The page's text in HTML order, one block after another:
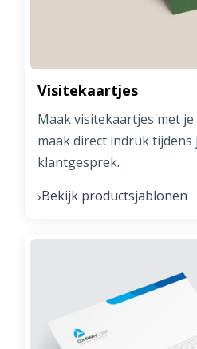
Visitekaartjes
Maak visitekaartjes met
maak direct indruk tijdens
klantgesprek.
›Bekijk productsjablonen